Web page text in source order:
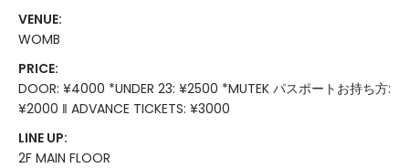
VENUE:
WOMB
PRICE:
DOOR: ¥4000 *UNDER 23: ¥2500 *MUTEK パスポートお持ち方:
¥2000 ‖ ADVANCE TICKETS: ¥3000
LINE UP:
2F MAIN FLOOR